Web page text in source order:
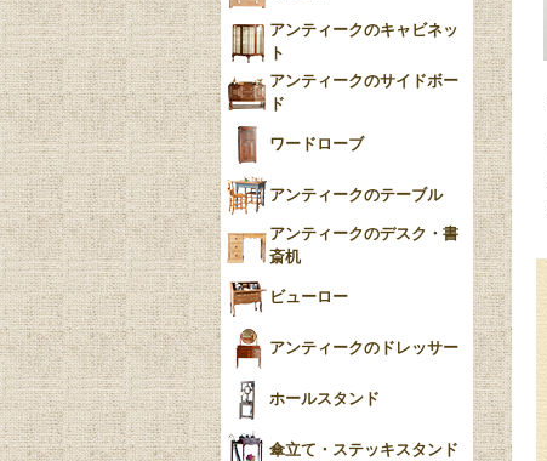
YUAN
チンツ
クリノリン
アンティークのキャビネッ
ト
アンティークのサイドボー
ド
ワードローブ
アンティークのテーブル
アンティークのデスク・書
斎机
ビューロー
アンティークのドレッサー
ホールスタンド
傘立て・ステッキスタンド